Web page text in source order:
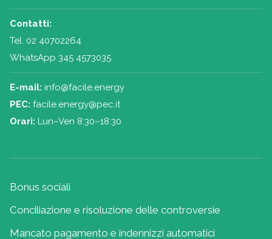
Contatti:
Tel. 02 40702264
WhatsApp 345 4573035
E-mail: info@facile.energy
PEC: facile.energy@pec.it
Orari: Lun–Ven 8:30–18:30
Bonus sociali
Conciliazione e risoluzione delle controversie
Mancato pagamento e indennizzi automatici